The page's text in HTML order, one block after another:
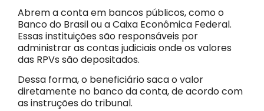
Abrem a conta em bancos públicos, como o
Banco do Brasil ou a Caixa Econômica Federal.
Essas instituições são responsáveis por
administrar as contas judiciais onde os valores
das RPVs são depositados.
Dessa forma, o beneficiário saca o valor
diretamente no banco da conta, de acordo com
as instruções do tribunal.